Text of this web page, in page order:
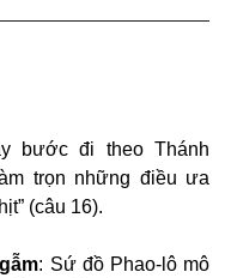
bước đi theo Thánh
trọn những điều ưa
(câu 16).
: Sứ đồ Phao-lô mô